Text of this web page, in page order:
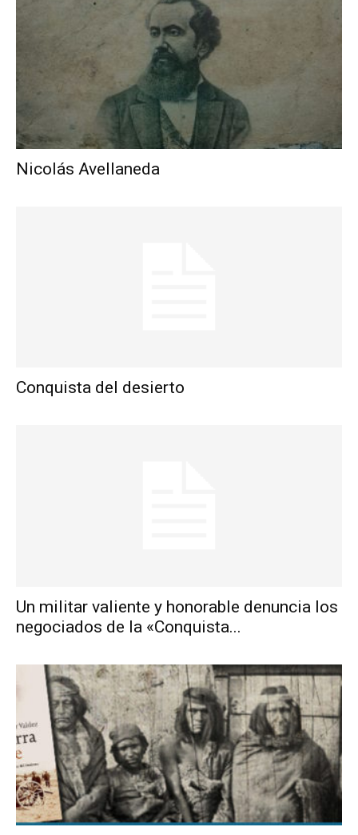
Nicolás Avellaneda
Conquista del desierto
Un militar valiente y honorable denuncia los
negociados de la «Conquista...